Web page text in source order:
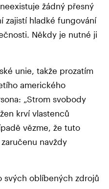
žádný přesný
zajistí hladké fungování
Někdy je nutné ji
unie, takže prozatím
amerického
„Strom svobody
krví vlastenců
vězme, že tuto
navždy
svých oblíbených zdrojů